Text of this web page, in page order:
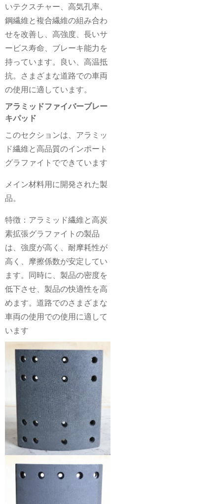
いテクスチャー、高気孔率、
鋼繊維と複合繊維の組み合わ
せを改善し、高強度、長いサ
ービス寿命、ブレーキ能力を
持っています。良い、高温抵
抗。さまざまな道路での車両
の使用に適しています。
アラミッドファイバーブレー
キパッド
このセクションは、アラミッ
ド繊維と高品質のインポート
グラファイトでできています
メイン材料用に開発された製
品。
特徴：アラミッド繊維と高炭
素拡張グラファイトの製品
は、強度が高く、耐摩耗性が
高く、摩擦係数が安定してい
ます。同時に、製品の密度を
低下させ、製品の快適性を高
めます。道路でのさまざまな
車両の使用での使用に適して
います